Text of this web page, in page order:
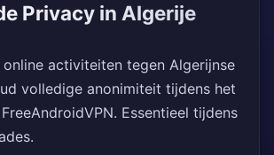
Privacy in Algerije
online activiteiten tegen Algerijnse
volledige anonimiteit tijdens het
Essentieel tijdens